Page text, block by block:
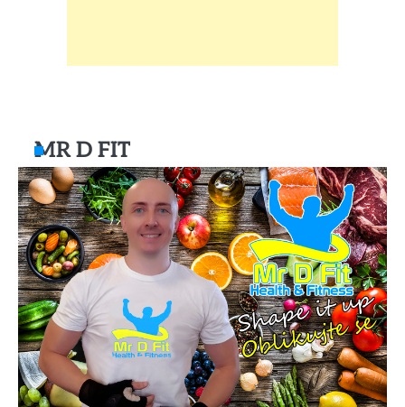
MR D FIT